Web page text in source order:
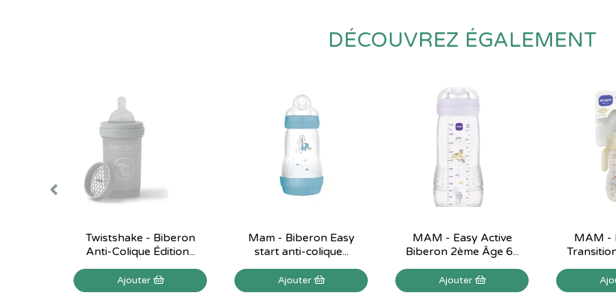
DÉCOUVREZ ÉGALEMENT
Twistshake - Biberon
Anti-Colique Édition...
Ajouter
Mam - Biberon Easy
start anti-colique...
Ajouter
MAM - Easy Active
Biberon 2ème Âge 6...
Ajouter
MAM -